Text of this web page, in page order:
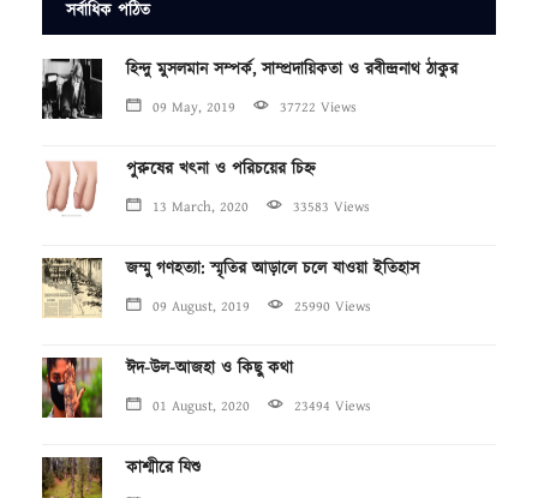
সর্বাধিক পঠিত
হিন্দু মুসলমান সম্পর্ক, সাম্প্রদায়িকতা ও রবীন্দ্রনাথ ঠাকুর
09 May, 2019 37722 Views
পুরুষের খৎনা ও পরিচয়ের চিহ্ন
13 March, 2020 33583 Views
জম্মু গণহত্যা: স্মৃতির আড়ালে চলে যাওয়া ইতিহাস
09 August, 2019 25990 Views
ঈদ-উল-আজহা ও কিছু কথা
01 August, 2020 23494 Views
কাশ্মীরে যিশু